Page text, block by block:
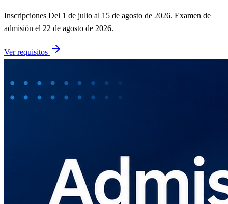
Inscripciones Del 1 de julio al 15 de agosto de 2026. Examen de
admisión el 22 de agosto de 2026.
Ver requisitos